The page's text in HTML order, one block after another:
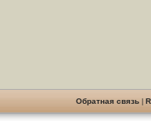
Обратная связь